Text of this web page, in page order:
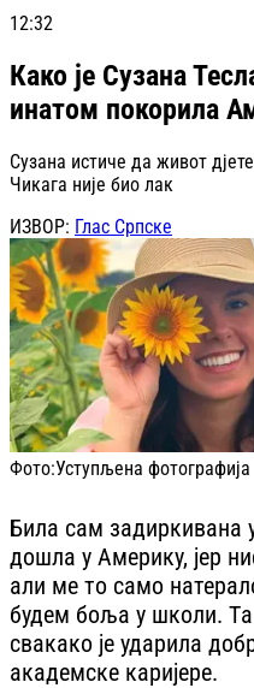
12:32
Како је Сузана
инатом покорила
Сузана истиче да живот
Чикага није био лак
ИЗВОР: Глас Српске
Фото:Уступљена фотографија
Била сам задиркивана
дошла у Америку, јер
али ме то само
будем боља у школи.
свакако је ударила
академске каријере.